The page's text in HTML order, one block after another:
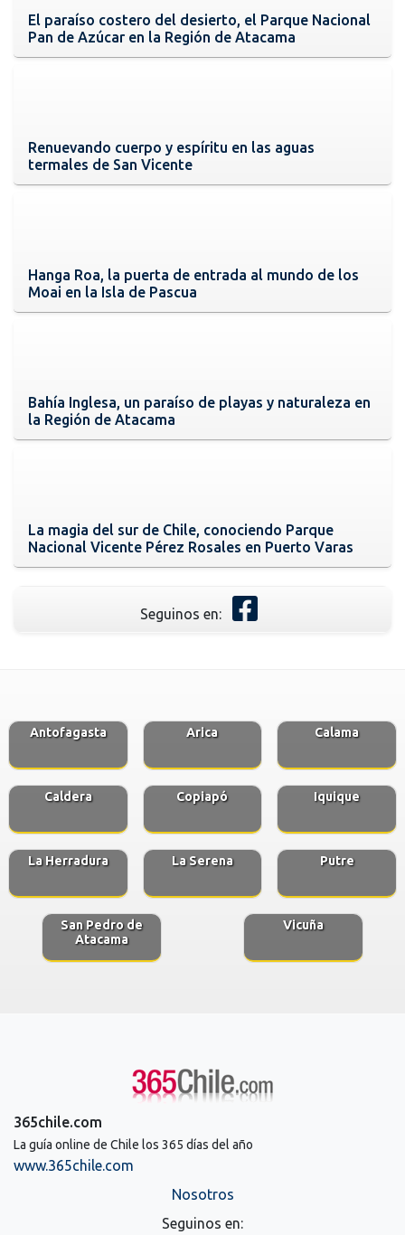
El paraíso costero del desierto, el Parque Nacional
Pan de Azúcar en la Región de Atacama
Renuevando cuerpo y espíritu en las aguas
termales de San Vicente
Hanga Roa, la puerta de entrada al mundo de los
Moai en la Isla de Pascua
Bahía Inglesa, un paraíso de playas y naturaleza en
la Región de Atacama
La magia del sur de Chile, conociendo Parque
Nacional Vicente Pérez Rosales en Puerto Varas
Seguinos en:
Antofagasta Arica Calama
Caldera Copiapó Iquique
La Herradura La Serena Putre
San Pedro de
Atacama
Vicuña
365chile.com
La guía online de Chile los 365 días del año
www.365chile.com
Nosotros
Seguinos en: